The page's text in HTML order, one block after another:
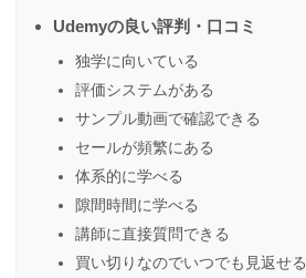
Udemyの良い評判・口コミ
独学に向いている
評価システムがある
サンプル動画で確認できる
セールが頻繁にある
体系的に学べる
隙間時間に学べる
講師に直接質問できる
買い切りなのでいつでも見返せる